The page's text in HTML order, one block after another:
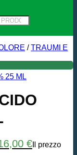
/ TRAUMI E
€ Il prezzo